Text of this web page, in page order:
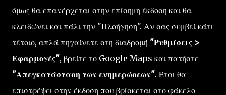
όμως θα επανέρχεται στην επίσημη έκδοση και θα
κλειδώνει και πάλι την "Πλοήγηση". Αν σας συμβεί κάτι
τέτοιο, απλά πηγαίνετε στη διαδρομή "Ρυθμίσεις >
Εφαρμογές", βρείτε το Google Maps και πατήστε
"Απεγκατάσταση των ενημερώσεων". Έτσι θα
επιστρέψει στην έκδοση που βρίσκεται στο φάκελο